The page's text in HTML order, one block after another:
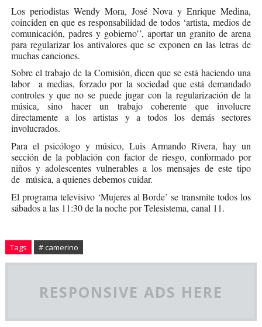
Los periodistas Wendy Mora, José Nova y Enrique Medina,
coinciden en que es responsabilidad de todos ‘artista, medios de
comunicación, padres y gobierno’’, aportar un granito de arena
para regularizar los antivalores que se exponen en las letras de
muchas canciones.
Sobre el trabajo de la Comisión, dicen que se está haciendo una
labor a medias, forzado por la sociedad que está demandado
controles y que no se puede jugar con la regularización de la
música, sino hacer un trabajo coherente que involucre
directamente a los artistas y a todos los demás sectores
involucrados.
Para el psicólogo y músico, Luis Armando Rivera, hay un
sección de la población con factor de riesgo, conformado por
niños y adolescentes vulnerables a los mensajes de este tipo
de música, a quienes debemos cuidar.
El programa televisivo ‘Mujeres al Borde’ se transmite todos los
sábados a las 11:30 de la noche por Telesistema, canal 11.
Tags # camerino
RESPONSIVE ADS HERE